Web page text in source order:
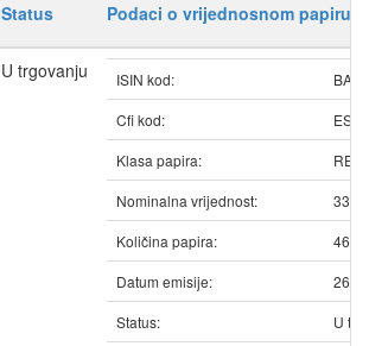
Status Podaci o vrijednosnom papiru
U trgovanju ISIN kod:
Cfi kod:
Klasa papira:
Nominalna vrijednost:
33.85
Količina papira:
Datum emisije:
Status:
U